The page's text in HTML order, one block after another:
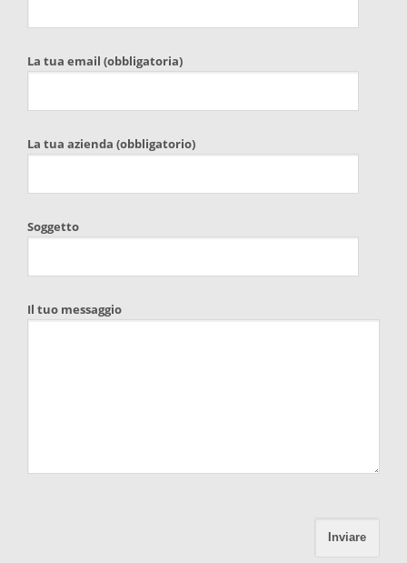
La tua email (obbligatoria)
La tua azienda (obbligatorio)
Soggetto
Il tuo messaggio